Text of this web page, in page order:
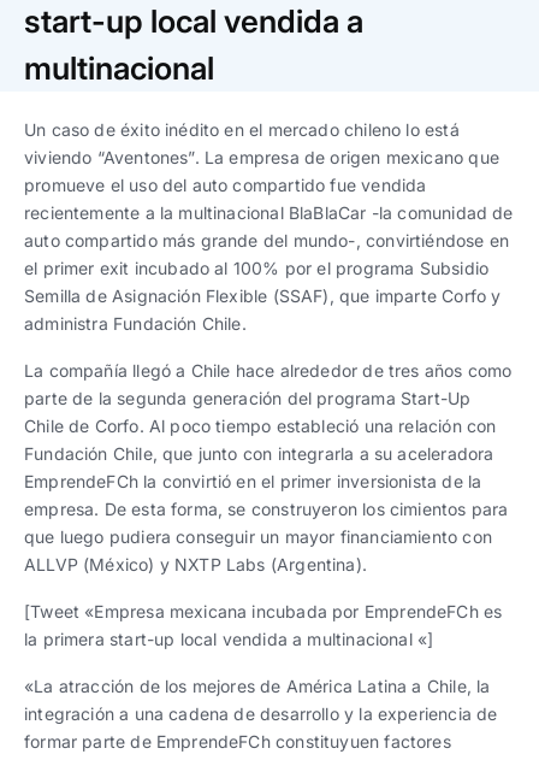
Trabaja con nosotros
Ver todo
Español|English
Ver todas
Español|English
Ver todas
Español|English
progresivos de gestión
Ver todos
Español|English
start-up local vendida a
multinacional
Un caso de éxito inédito en el mercado chileno lo está
viviendo “Aventones”. La empresa de origen mexicano que
promueve el uso del auto compartido fue vendida
recientemente a la multinacional BlaBlaCar -la comunidad de
auto compartido más grande del mundo-, convirtiéndose en
el primer exit incubado al 100% por el programa Subsidio
Semilla de Asignación Flexible (SSAF), que imparte Corfo y
administra Fundación Chile.
La compañía llegó a Chile hace alrededor de tres años como
parte de la segunda generación del programa Start-Up
Chile de Corfo. Al poco tiempo estableció una relación con
Fundación Chile, que junto con integrarla a su aceleradora
EmprendeFCh la convirtió en el primer inversionista de la
empresa. De esta forma, se construyeron los cimientos para
que luego pudiera conseguir un mayor financiamiento con
ALLVP (México) y NXTP Labs (Argentina).
[Tweet «Empresa mexicana incubada por EmprendeFCh es
la primera start-up local vendida a multinacional «]
«La atracción de los mejores de América Latina a Chile, la
integración a una cadena de desarrollo y la experiencia de
formar parte de EmprendeFCh constituyuen factores